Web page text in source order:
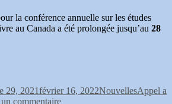
la conférence annuelle sur les études
au Canada a été prolongée jusqu’au 28
29, 2021février 16, 2022NouvellesAppel a
commentairesur